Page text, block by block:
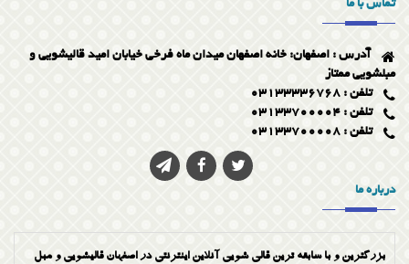
روی لکه پراکسید هیدروژن بریزید، محلول پراکسید هیدروژن در تماس با
لکه سریعا کف می‌کند. در نهایت کف ایجاد شده را با استفاده از حوله
۷. لکه شیرینی و آب نبات
این مشکل زمانی بروز می‌کند که شما بچه کوچک در خانه داشته باشید. در
این صورتْ، جهت رفع مشکل در مرحله اول آبنبات را با کارد آشپزخانه از
روی فرش بردارید. سپس با استفاده از یک تکه ابر و مخلوط آب و صابون
موجود در آن را تمیز کرده‌اید، وگرنه محل لکه منبع جذب لکه‌های جدید و در
نهایت سیاه می‌شود. پس از شستشوی ملایم با آب صابون با دستمال تمیز
نقطه مورد نظر را کاملا خشک کنید.
تماس با ما
آدرس : اصفهان: خانه اصفهان میدان ماه فرخی خیابان امید قالیشویی و
مبلشویی ممتاز
تلفن : 03133336768
تلفن : 03133700004
تلفن : 03133700008
درباره ما
بزرگترین و با سابقه ترین قالی شویی آنلاین اینترنتی در اصفهان قالیشویی و مبل